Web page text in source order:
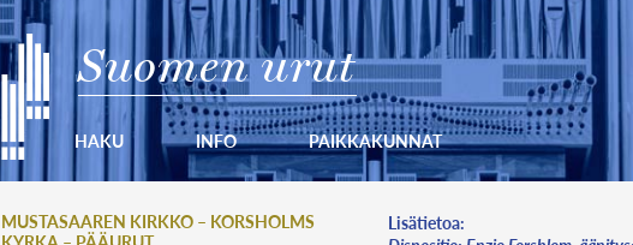
Suomen urut
HAKU INFO PAIKKAKUNNAT
MUSTASAAREN KIRKKO – KORSHOLMS
Lisätietoa: